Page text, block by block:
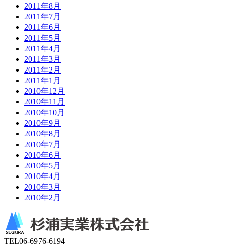
2011年8月
2011年7月
2011年6月
2011年5月
2011年4月
2011年3月
2011年2月
2011年1月
2010年12月
2010年11月
2010年10月
2010年9月
2010年8月
2010年7月
2010年6月
2010年5月
2010年4月
2010年3月
2010年2月
TEL06-6976-6194